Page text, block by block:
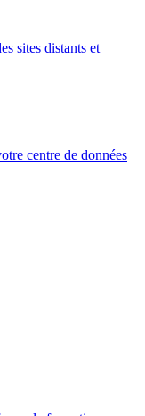
sites distants et
centre de données